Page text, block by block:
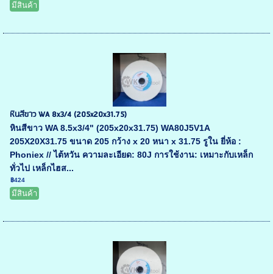
มีสินค้า
หินสีขาว WA 8x3/4 (205x20x31.75)
หินสีขาว WA 8.5x3/4" (205x20x31.75) WA80J5V1A
205X20X31.75 ขนาด 205 กว้าง x 20 หนา x 31.75 รูใน ยี่ห้อ :
Phoniex // ไต้หวัน ความละเอียด: 80J การใช้งาน: เหมาะกับเหล็ก
ทั่วไป เหล็กไฮส...
฿424
มีสินค้า